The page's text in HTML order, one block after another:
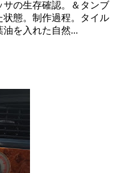
の生存確認。＆タンブ
態。制作過程。タイル
を入れた自然...